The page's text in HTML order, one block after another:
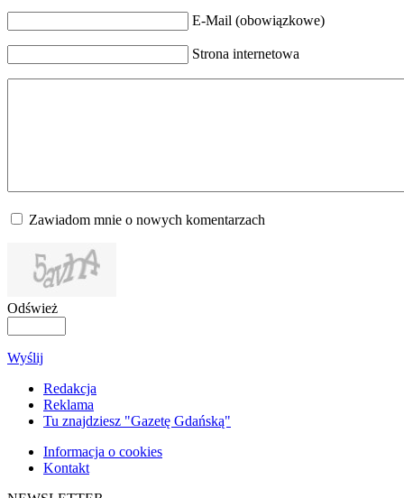
E-Mail (obowiązkowe)
Strona internetowa
Zawiadom mnie o nowych komentarzach
Odśwież
Wyślij
Redakcja
Reklama
Tu znajdziesz "Gazetę Gdańską"
Informacja o cookies
Kontakt